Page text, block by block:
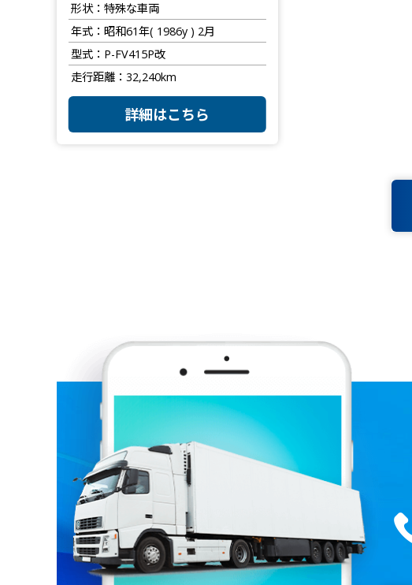
形状
特殊な車両
年式
昭和61年( 1986y ) 2月
型式
P-FV415P改
走行距離
32,240km
詳細はこちら